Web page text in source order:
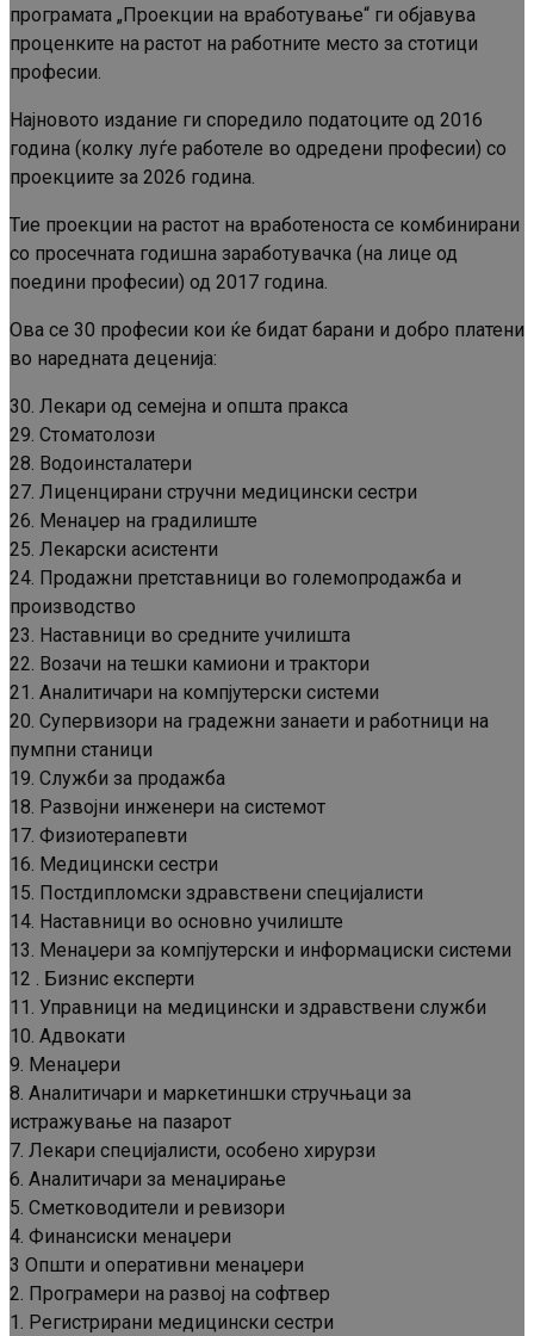
програмата „Проекции на вработување“ ги објавува
проценките на растот на работните место за стотици
професии.
Најновото издание ги споредило податоците од 2016
година (колку луѓе работеле во одредени професии) со
проекциите за 2026 година.
Тие проекции на растот на вработеноста се комбинирани
со просечната годишна заработувачка (на лице од
поедини професии) од 2017 година.
Ова се 30 професии кои ќе бидат барани и добро платени
во наредната деценија:
30. Лекари од семејна и општа пракса
29. Стоматолози
28. Водоинсталатери
27. Лиценцирани стручни медицински сестри
26. Менаџер на градилиште
25. Лекарски асистенти
24. Продажни претставници во големопродажба и
производство
23. Наставници во средните училишта
22. Возачи на тешки камиони и трактори
21. Аналитичари на компјутерски системи
20. Супервизори на градежни занаети и работници на
пумпни станици
19. Служби за продажба
18. Развојни инженери на системот
17. Физиотерапевти
16. Медицински сестри
15. Постдипломски здравствени специјалисти
14. Наставници во основно училиште
13. Менаџери за компјутерски и информациски системи
12 . Бизнис експерти
11. Управници на медицински и здравствени служби
10. Адвокати
9. Менаџери
8. Аналитичари и маркетиншки стручњаци за
истражување на пазарот
7. Лекари специјалисти, особено хирурзи
6. Аналитичари за менаџирање
5. Сметководители и ревизори
4. Финансиски менаџери
3 Општи и оперативни менаџери
2. Програмери на развој на софтвер
1. Регистрирани медицински сестри